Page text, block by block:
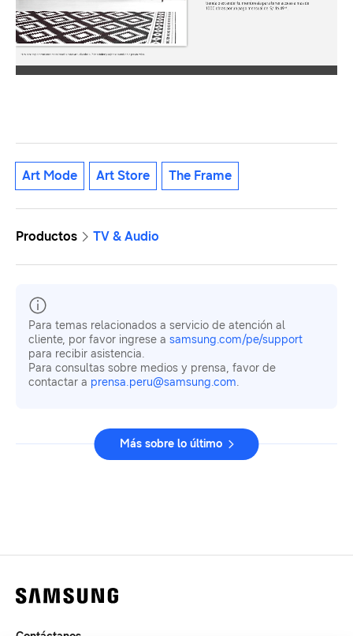
Art Mode Art Store The Frame
Productos TV & Audio
Para temas relacionados a servicio de atención al
cliente, por favor ingrese a samsung.com/pe/support
para recibir asistencia.
Para consultas sobre medios y prensa, favor de
contactar a prensa.peru@samsung.com.
Más sobre lo último